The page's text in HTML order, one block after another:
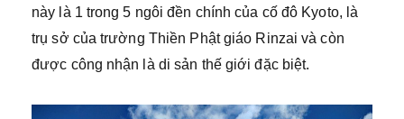
này là 1 trong 5 ngôi đền chính của cố đô Kyoto, là
trụ sở của trường Thiền Phật giáo Rinzai và còn
được công nhận là di sản thế giới đặc biệt.